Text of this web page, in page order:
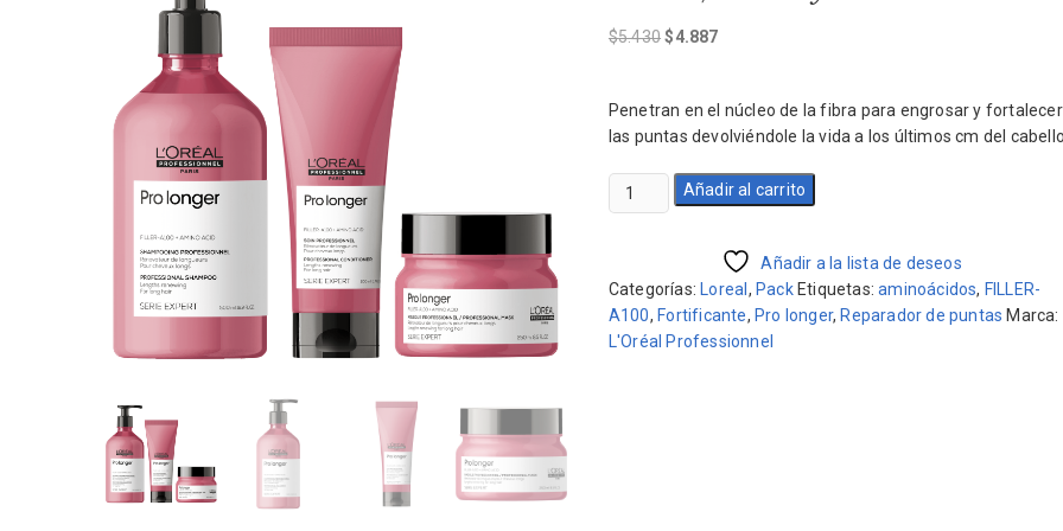
$5.430El
era:
$5.430.
$4.887El
es:
$4.887.
Penetran en el núcleo de la fibra para engrosar y fortalecer
las puntas devolviéndole la vida a los últimos cm del
Pack
Pro
500ml,
Acond
Añadir al carrito
Añadir a la lista de deseos
Categorías:
Loreal , Pack Etiquetas:aminoácidos, FILLER-
A100, Fortificante, Pro longer, Reparador de puntas Marca:
L'Oréal Professionnel